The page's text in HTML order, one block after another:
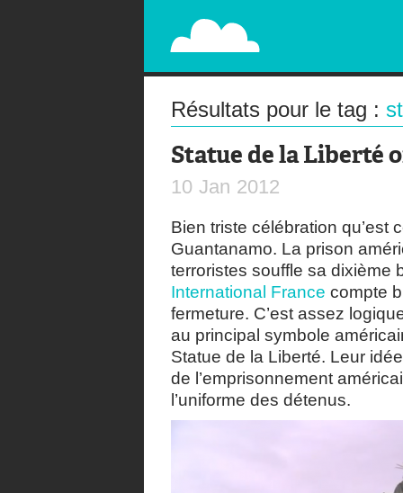
PAPERPLANE
STREET, AMBIENT, GUÉRILLA MARKETING
Résultats pour le tag :
Statue de la Liberté
10 Jan 2012
Bien triste célébration qu’est
Guantanamo. La prison
terroristes souffle sa dixième
International France compte
fermeture. C’est assez
au principal symbole
Statue de la Liberté. Leur
de l’emprisonnement
l’uniforme des détenus.